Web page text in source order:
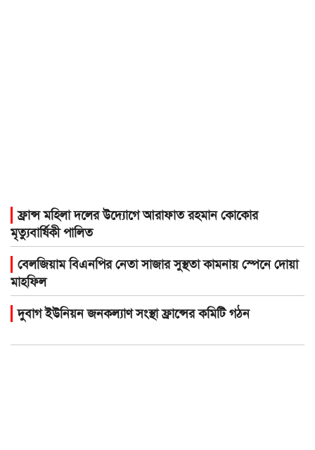
ফ্রান্স মহিলা দলের উদ্যোগে আরাফাত রহমান কোকোর
মৃত্যুবার্ষিকী পালিত
বেলজিয়াম বিএনপির নেতা সাজার সুস্থতা কামনায় স্পেনে দোয়া
মাহফিল
দুবাগ ইউনিয়ন জনকল্যাণ সংস্থা ফ্রান্সের কমিটি গঠন